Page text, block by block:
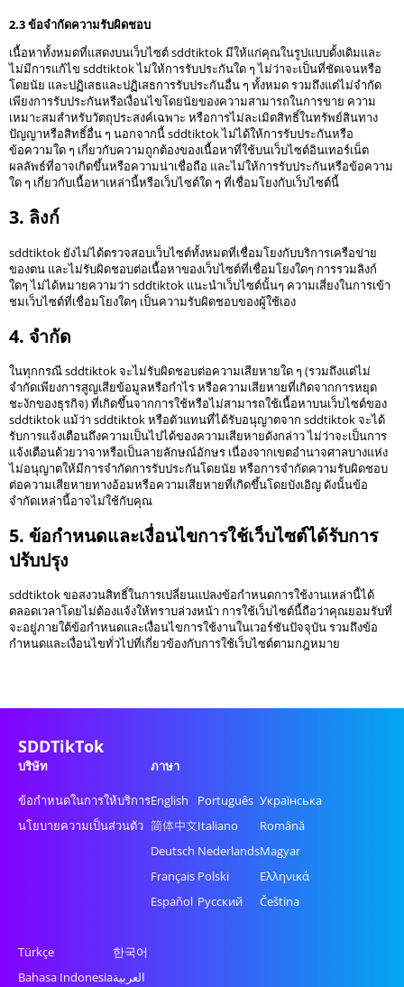
2.3 ข้อจำกัดความรับผิดชอบ
เนื้อหาทั้งหมดที่แสดงบนเว็บไซต์ sddtiktok มีให้แก่คุณในรูปแบบดั้งเดิมและ
ไม่มีการแก้ไข sddtiktok ไม่ให้การรับประกันใด ๆ ไม่ว่าจะเป็นที่ชัดเจนหรือ
โดยนัย และปฏิเสธและปฏิเสธการรับประกันอื่น ๆ ทั้งหมด รวมถึงแต่ไม่จำกัด
เพียงการรับประกันหรือเงื่อนไขโดยนัยของความสามารถในการขาย ความ
เหมาะสมสำหรับวัตถุประสงค์เฉพาะ หรือการไม่ละเมิดสิทธิ์ในทรัพย์สินทาง
ปัญญาหรือสิทธิ์อื่น ๆ นอกจากนี้ sddtiktok ไม่ได้ให้การรับประกันหรือ
ข้อความใด ๆ เกี่ยวกับความถูกต้องของเนื้อหาที่ใช้บนเว็บไซต์อินเทอร์เน็ต
ผลลัพธ์ที่อาจเกิดขึ้นหรือความน่าเชื่อถือ และไม่ให้การรับประกันหรือข้อความ
ใด ๆ เกี่ยวกับเนื้อหาเหล่านี้หรือเว็บไซต์ใด ๆ ที่เชื่อมโยงกับเว็บไซต์นี้
3. ลิงก์
sddtiktok ยังไม่ได้ตรวจสอบเว็บไซต์ทั้งหมดที่เชื่อมโยงกับบริการเครือข่าย
ของตน และไม่รับผิดชอบต่อเนื้อหาของเว็บไซต์ที่เชื่อมโยงใดๆ การรวมลิงก์
ใดๆ ไม่ได้หมายความว่า sddtiktok แนะนำเว็บไซต์นั้นๆ ความเสี่ยงในการเข้า
ชมเว็บไซต์ที่เชื่อมโยงใดๆ เป็นความรับผิดชอบของผู้ใช้เอง
4. จำกัด
ในทุกกรณี sddtiktok จะไม่รับผิดชอบต่อความเสียหายใด ๆ (รวมถึงแต่ไม่
จำกัดเพียงการสูญเสียข้อมูลหรือกำไร หรือความเสียหายที่เกิดจากการหยุด
ชะงักของธุรกิจ) ที่เกิดขึ้นจากการใช้หรือไม่สามารถใช้เนื้อหาบนเว็บไซต์ของ
sddtiktok แม้ว่า sddtiktok หรือตัวแทนที่ได้รับอนุญาตจาก sddtiktok จะได้
รับการแจ้งเตือนถึงความเป็นไปได้ของความเสียหายดังกล่าว ไม่ว่าจะเป็นการ
แจ้งเตือนด้วยวาจาหรือเป็นลายลักษณ์อักษร เนื่องจากเขตอำนาจศาลบางแห่ง
ไม่อนุญาตให้มีการจำกัดการรับประกันโดยนัย หรือการจำกัดความรับผิดชอบ
ต่อความเสียหายทางอ้อมหรือความเสียหายที่เกิดขึ้นโดยบังเอิญ ดังนั้นข้อ
จำกัดเหล่านี้อาจไม่ใช้กับคุณ
5. ข้อกำหนดและเงื่อนไขการใช้เว็บไซต์ได้รับการ
ปรับปรุง
sddtiktok ขอสงวนสิทธิ์ในการเปลี่ยนแปลงข้อกำหนดการใช้งานเหล่านี้ได้
ตลอดเวลาโดยไม่ต้องแจ้งให้ทราบล่วงหน้า การใช้เว็บไซต์นี้ถือว่าคุณยอมรับที่
จะอยู่ภายใต้ข้อกำหนดและเงื่อนไขการใช้งานในเวอร์ชันปัจจุบัน รวมถึงข้อ
กำหนดและเงื่อนไขทั่วไปที่เกี่ยวข้องกับการใช้เว็บไซต์ตามกฎหมาย
SDDTikTok
บริษัท
ข้อกำหนดในการให้บริการ
นโยบายความเป็นส่วนตัว
ภาษา
English
简体中文
Deutsch
Français
Español
Português
Italiano
Nederlands
Polski
Русский
Українська
Română
Magyar
Ελληνικά
Čeština
Türkçe
Bahasa Indonesia
한국어
العربية